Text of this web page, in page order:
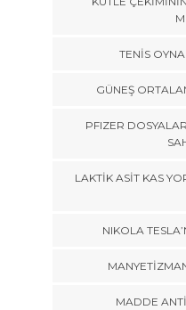
TENİS
GÜNEŞ
PFIZER
LAKTİK ASİT KAS
NIKOLA
MADDE